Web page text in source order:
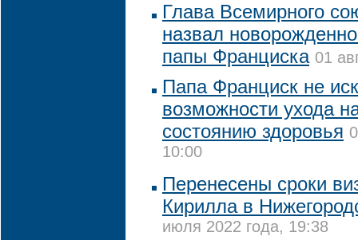
Глава Всемирного
назвал
папы Франциска 01
Папа Франциск не
возможности ухода
состоянию здоровья
10:00
Перенесены сроки
Кирилла в
июля 2022 года, 19:38